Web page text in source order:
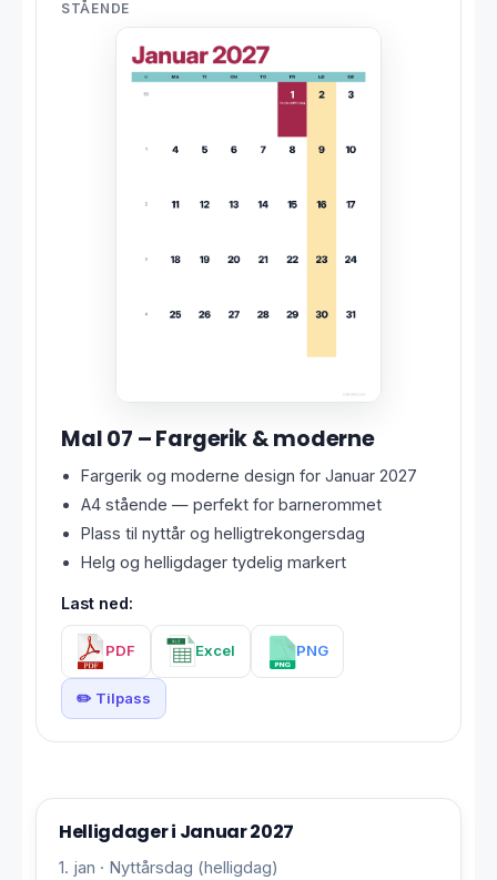
STÅENDE
Mal 07 – Fargerik & moderne
Fargerik og moderne design for Januar 2027
A4 stående — perfekt for barnerommet
Plass til nyttår og helligtrekongersdag
Helg og helligdager tydelig markert
Last ned:
PDF Excel PNG
✏️ Tilpass
Helligdager i Januar 2027
1. jan · Nyttårsdag (helligdag)